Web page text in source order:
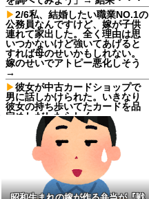
2/6私、結婚したい職業NO.1の
公務員なんですけど、嫁が子供
連れて家出した。全く理由は思
いつかないけど強いてあげると
すれば母のせいかもしれない。
嫁のせいでアトピー悪化しそう
→
彼女が中古カードショップで
男に話しかけられた。いきなり
彼女の持ち歩いてたカードを品
定めしだしたらしく…
「2年間、たぶん1日4回は握っ
てた」ラスベガスで買った3,000
円のキーホルダーを調べたら
寺田心、週6ジム通いで体重
62kg→82kgに 110kgのベンチ
プレス持ち上げる姿披露